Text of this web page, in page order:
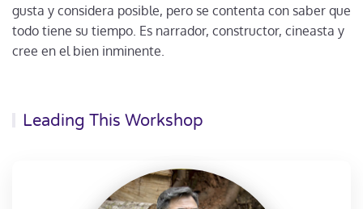
gusta y considera posible, pero se contenta con saber que
todo tiene su tiempo. Es narrador, constructor, cineasta y
cree en el bien inminente.
Leading This Workshop